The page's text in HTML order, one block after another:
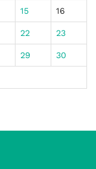
15 16
22 23
29 30